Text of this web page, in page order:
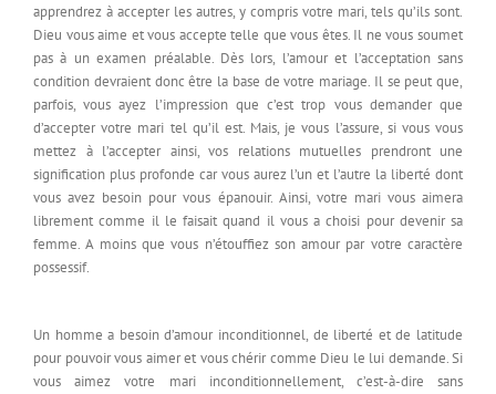
apprendrez à accepter les autres, y compris votre mari, tels qu’ils sont.
Dieu vous aime et vous accepte telle que vous êtes. Il ne vous soumet
pas à un examen préalable. Dès lors, l’amour et l’acceptation sans
condition devraient donc être la base de votre mariage. Il se peut que,
parfois, vous ayez l’impression que c’est trop vous demander que
d’accepter votre mari tel qu’il est. Mais, je vous l’assure, si vous vous
mettez à l’accepter ainsi, vos relations mutuelles prendront une
signification plus profonde car vous aurez l’un et l’autre la liberté dont
vous avez besoin pour vous épanouir. Ainsi, votre mari vous aimera
librement comme il le faisait quand il vous a choisi pour devenir sa
femme. A moins que vous n’étouffiez son amour par votre caractère
possessif.
Un homme a besoin d’amour inconditionnel, de liberté et de latitude
pour pouvoir vous aimer et vous chérir comme Dieu le lui demande. Si
vous aimez votre mari inconditionnellement, c’est-à-dire sans